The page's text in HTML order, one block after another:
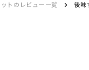
トのレビュー一覧 後味